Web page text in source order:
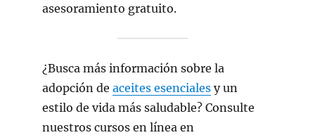
asesoramiento gratuito.
¿Busca más información sobre la
adopción de aceites esenciales y un
estilo de vida más saludable? Consulte
nuestros cursos en línea en